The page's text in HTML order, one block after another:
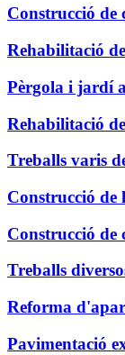
Construcció de
Rehabilitació
Pèrgola i jardí
Rehabilitació
Treballs varis
Construcció de
Construcció de
Treballs
Reforma
Pavimentació